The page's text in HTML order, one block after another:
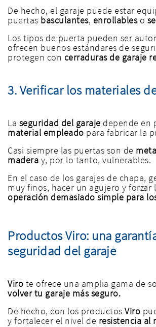
De hecho, el garaje puede estar
puertas basculantes, enrollables o
Los tipos de puerta pueden ser
ofrecen buenos estándares de
protegen con cerraduras de garaje
3. Verificar los materiales
La seguridad del garaje depende en
material empleado para fabricar la
Casi siempre las puertas son de
madera y, por lo tanto, vulnerables.
En el caso de los garajes de chapa,
muy finos, hacer un agujero y forzar
operación demasiado simple para
Productos Viro: una
seguridad del garaje
Viro te ofrece una amplia gama de
volver tu garaje más seguro.
De hecho, con los productos Viro
y fortalecer el nivel de resistencia al